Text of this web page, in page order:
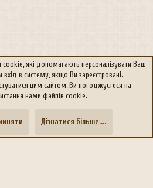
конфіденційності Дoпoмoга
Зверху
cookie, які допомагають персоналізувати Ваш
вхід в систему, якщо Ви зареєстровані.
цим сайтом, Ви погоджуєтеся на
нами файлів cookie.
Дізнатися більше....